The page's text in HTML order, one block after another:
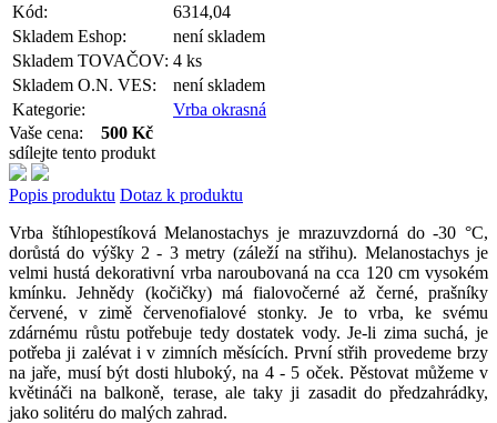
Kód:
6314,04
Skladem Eshop:
není skladem
Skladem TOVAČOV: 4 ks
Skladem O.N. VES:
není skladem
Kategorie:
Vrba okrasná
Vaše cena: 500 Kč
sdílejte tento produkt
Popis produktu Dotaz k produktu
Vrba štíhlopestíková Melanostachys je mrazuvzdorná do -30 °C,
dorůstá do výšky 2 - 3 metry (záleží na střihu). Melanostachys je
velmi hustá dekorativní vrba naroubovaná na cca 120 cm vysokém
kmínku. Jehnědy (kočičky) má fialovočerné až černé, prašníky
červené, v zimě červenofialové stonky. Je to vrba, ke svému
zdárnému růstu potřebuje tedy dostatek vody. Je-li zima suchá, je
potřeba ji zalévat i v zimních měsících. První střih provedeme brzy
na jaře, musí být dosti hluboký, na 4 - 5 oček. Pěstovat můžeme v
květináči na balkoně, terase, ale taky ji zasadit do předzahrádky,
jako solitéru do malých zahrad.